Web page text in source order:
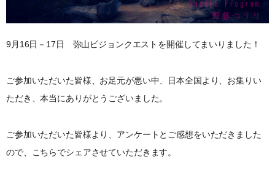
9月16日－17日 弥山ビジョンクエストを開催してまいりました！
ご参加いただいた皆様、お足元が悪い中、日本全国より、お集りい
ただき、本当にありがとうございました。
ご参加いただいた皆様より、アンケートとご感想をいただきました
ので、こちらでシェアさせていただきます。